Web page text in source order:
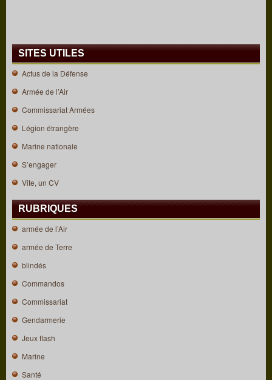
SITES UTILES
Actus de la Défense
Armée de l’Air
Commissariat Armées
Légion étrangère
Marine nationale
S’engager
Vite, un CV
RUBRIQUES
armée de l’Air
armée de Terre
blindés
Commandos
Commissariat
Gendarmerie
Jeux flash
Marine
Santé